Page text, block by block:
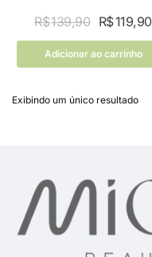
R$139,90 R$119,90
Adicionar ao carrinho
Exibindo um único resultado